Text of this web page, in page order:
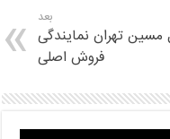
بعد
مسین تهران نمایندگی
فروش اصلی